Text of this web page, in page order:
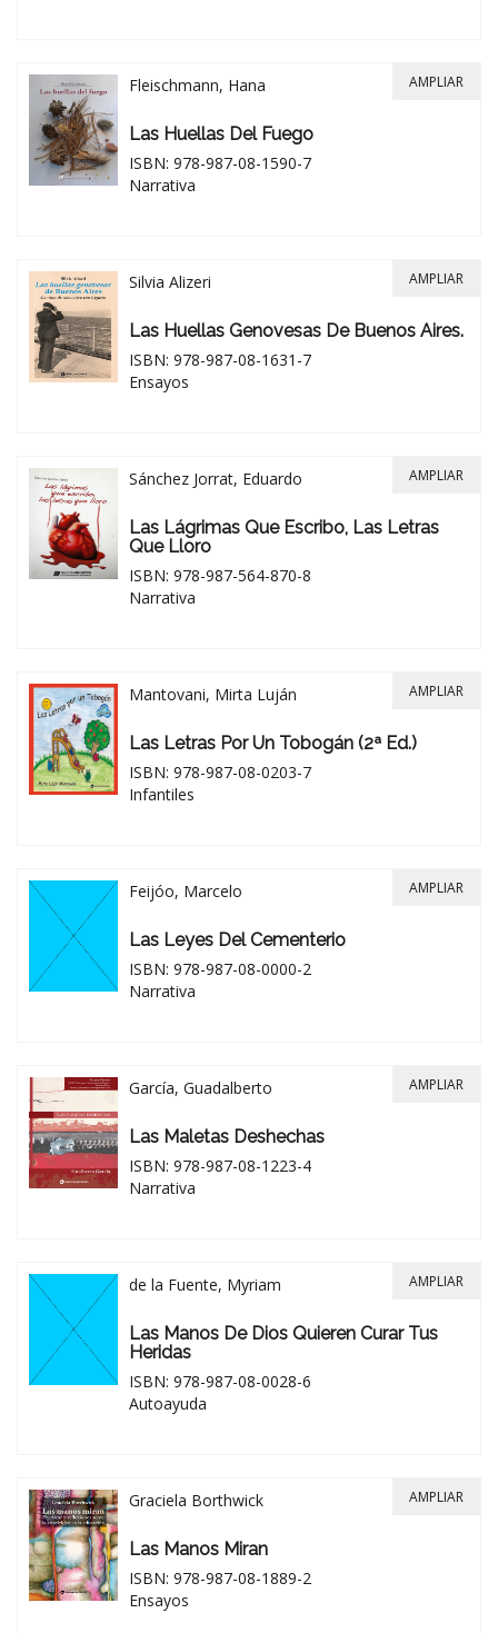
Fleischmann, Hana
Las Huellas Del Fuego
ISBN: 978-987-08-1590-7
Narrativa
AMPLIAR
Silvia Alizeri
Las Huellas Genovesas De Buenos Aires.
ISBN: 978-987-08-1631-7
Ensayos
AMPLIAR
Sánchez Jorrat, Eduardo
Las Lágrimas Que Escribo, Las Letras
Que Lloro
ISBN: 978-987-564-870-8
Narrativa
AMPLIAR
Mantovani, Mirta Luján
Las Letras Por Un Tobogán (2ª Ed.)
ISBN: 978-987-08-0203-7
Infantiles
AMPLIAR
Feijóo, Marcelo
Las Leyes Del Cementerio
ISBN: 978-987-08-0000-2
Narrativa
AMPLIAR
García, Guadalberto
Las Maletas Deshechas
ISBN: 978-987-08-1223-4
Narrativa
AMPLIAR
de la Fuente, Myriam
Las Manos De Dios Quieren Curar Tus
Heridas
ISBN: 978-987-08-0028-6
Autoayuda
AMPLIAR
Graciela Borthwick
Las Manos Miran
ISBN: 978-987-08-1889-2
Ensayos
AMPLIAR